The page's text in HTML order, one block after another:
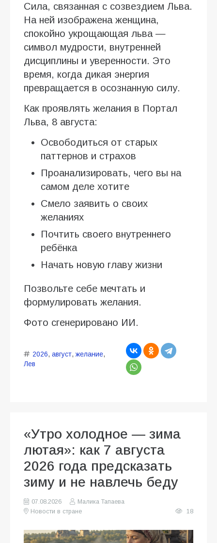
Сила, связанная с созвездием Льва.
На ней изображена женщина,
спокойно укрощающая льва —
символ мудрости, внутренней
дисциплины и уверенности. Это
время, когда дикая энергия
превращается в осознанную силу.
Как проявлять желания в Портал
Льва, 8 августа:
Освободиться от старых
паттернов и страхов
Проанализировать, чего вы на
самом деле хотите
Смело заявить о своих
желаниях
Почтить своего внутреннего
ребёнка
Начать новую главу жизни
Позвольте себе мечтать и
формулировать желания.
Фото сгенерировано ИИ.
2026, август, желание,
Лев
«Утро холодное — зима
лютая»: как 7 августа
2026 года предсказать
зиму и не навлечь беду
07.08.2026
Малика Тапаева
Новости в стране
18